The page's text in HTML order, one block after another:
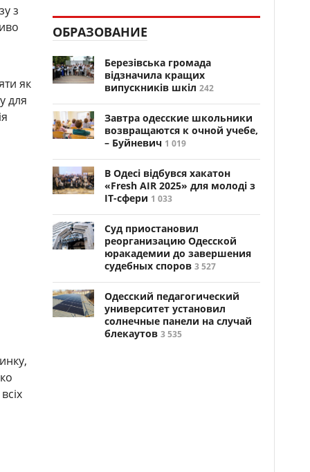
з
як
для
ОБРАЗОВАНИЕ
Березівська громада
відзначила кращих
випускників шкіл 242
Завтра одесские школьники
возвращаются к очной учебе,
– Буйневич 1 019
В Одесі відбувся хакатон
«Fresh AIR 2025» для молоді з
ІТ-сфери 1 033
Суд приостановил
реорганизацию Одесской
юракадемии до завершения
судебных споров 3 527
Одесский педагогический
университет установил
солнечные панели на случай
блекаутов 3 535